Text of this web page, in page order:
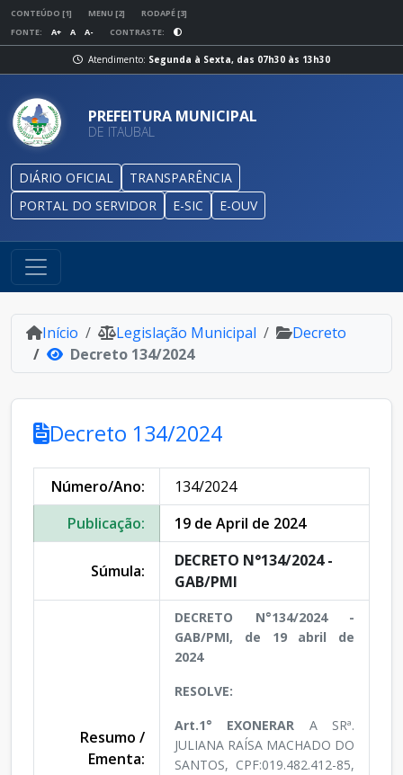
CONTEÚDO [1] MENU [2]
RODAPÉ [3]
FONTE:
A+ A A- CONTRASTE:
Atendimento: Segunda à Sexta, das 07h30 às 13h30
PREFEITURA MUNICIPAL
DE ITAUBAL
DIÁRIO OFICIAL
TRANSPARÊNCIA
PORTAL DO SERVIDOR
E-SIC E-OUV
Início Legislação Municipal
Decreto
Decreto 134/2024
Decreto 134/2024
Número/Ano:
134/2024
Publicação:
19 de April de 2024
Súmula:
DECRETO N°134/2024 -
GAB/PMI
Resumo /
Ementa:
DECRETO N°134/2024 -
GAB/PMI, de 19 abril de
2024
RESOLVE:
Art.1° EXONERAR A SRª.
JULIANA RAÍSA MACHADO DO
SANTOS, CPF:019.482.412-85,